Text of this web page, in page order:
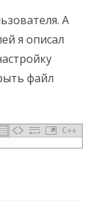
А
я описал
файл
C++